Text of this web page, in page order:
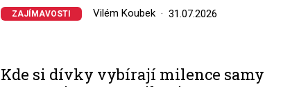
ZAJÍMAVOSTI Vilém Koubek 31.07.2026
Kde si dívky vybírají milence samy